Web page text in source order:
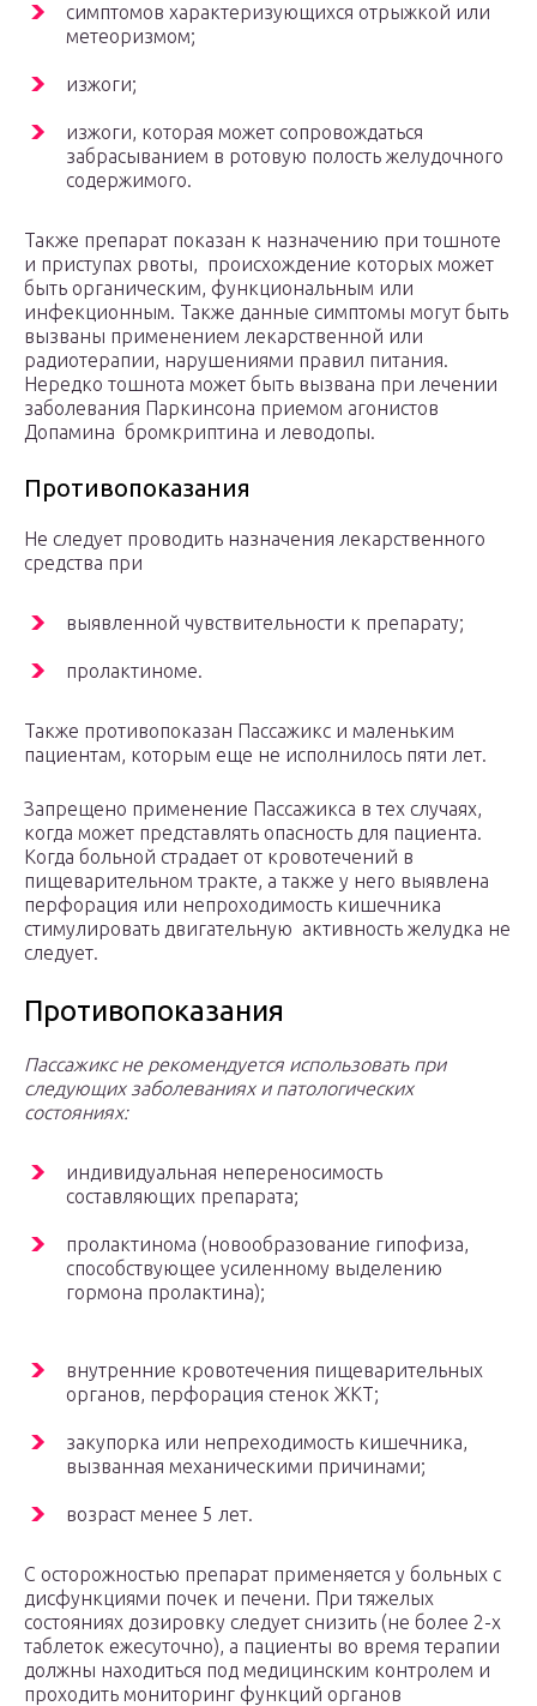
симптомов характеризующихся отрыжкой или
метеоризмом;
изжоги;
изжоги, которая может сопровождаться
забрасыванием в ротовую полость желудочного
содержимого.
Также препарат показан к назначению при тошноте
и приступах рвоты, происхождение которых может
быть органическим, функциональным или
инфекционным. Также данные симптомы могут быть
вызваны применением лекарственной или
радиотерапии, нарушениями правил питания.
Нередко тошнота может быть вызвана при лечении
заболевания Паркинсона приемом агонистов
Допамина бромкриптина и леводопы.
Противопоказания
Не следует проводить назначения лекарственного
средства при
выявленной чувствительности к препарату;
пролактиноме.
Также противопоказан Пассажикс и маленьким
пациентам, которым еще не исполнилось пяти лет.
Запрещено применение Пассажикса в тех случаях,
когда может представлять опасность для пациента.
Когда больной страдает от кровотечений в
пищеварительном тракте, а также у него выявлена
перфорация или непроходимость кишечника
стимулировать двигательную активность желудка не
следует.
Противопоказания
Пассажикс не рекомендуется использовать при
следующих заболеваниях и патологических
состояниях:
индивидуальная непереносимость
составляющих препарата;
пролактинома (новообразование гипофиза,
способствующее усиленному выделению
гормона пролактина);
внутренние кровотечения пищеварительных
органов, перфорация стенок ЖКТ;
закупорка или непреходимость кишечника,
вызванная механическими причинами;
возраст менее 5 лет.
С осторожностью препарат применяется у больных с
дисфункциями почек и печени. При тяжелых
состояниях дозировку следует снизить (не более 2-х
таблеток ежесуточно), а пациенты во время терапии
должны находиться под медицинским контролем и
проходить мониторинг функций органов